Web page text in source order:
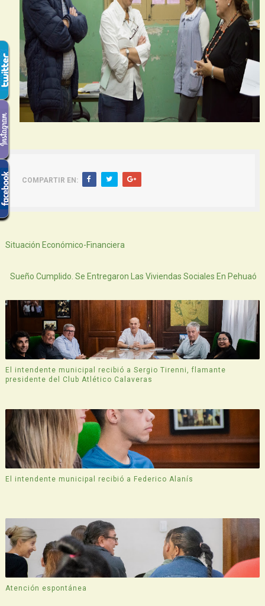
COMPARTIR EN:
Situación Económico-Financiera
Sueño Cumplido. Se Entregaron Las Viviendas Sociales En Pehuaó
El intendente municipal recibió a Sergio Tirenni, flamante
presidente del Club Atlético Calaveras
El intendente municipal recibió a Federico Alanís
Atención espontánea